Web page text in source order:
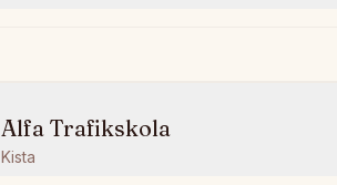
Alfa Trafikskola
Kista